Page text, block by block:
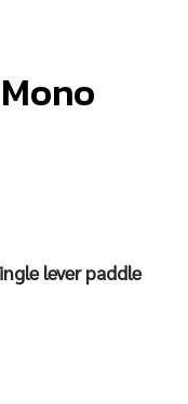
lever paddle